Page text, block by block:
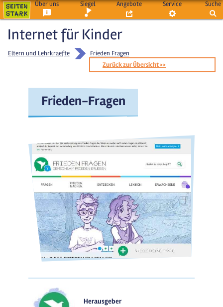
Über uns Siegel Angebote Service Suche
Internet für Kinder
Eltern und Lehrkraefte
Frieden Fragen
Zurück zur Übersicht >>
Frieden-Fragen
Herausgeber